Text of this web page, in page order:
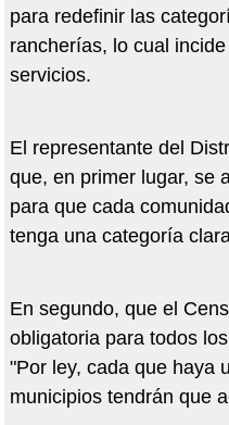
para redefinir las
rancherías, lo cual
servicios.
El representante del
que, en primer lugar, se
para que cada
tenga una categoría
En segundo, que el
obligatoria para todos
"Por ley, cada que haya
municipios tendrán que